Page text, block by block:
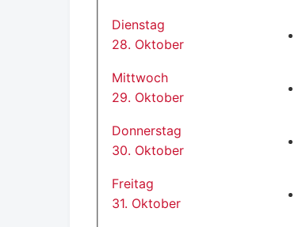
Dienstag
28. Oktober
Mittwoch
29. Oktober
Donnerstag
30. Oktober
Freitag
31. Oktober